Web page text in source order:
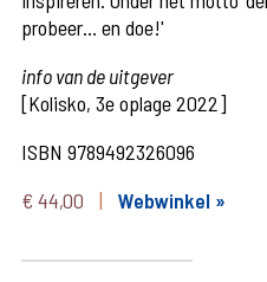
probeer... en doe!'
info van de uitgever
[Kolisko, 3e oplage 2022]
ISBN 9789492326096
€44,00 Webwinkel »